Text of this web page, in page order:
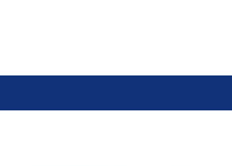
obrót produktami leczniczymi